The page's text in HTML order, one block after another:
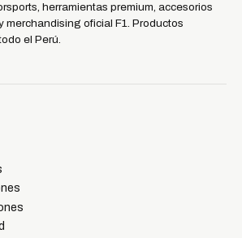
herramientas premium, accesorios
merchandising oficial F1. Productos
el Perú.